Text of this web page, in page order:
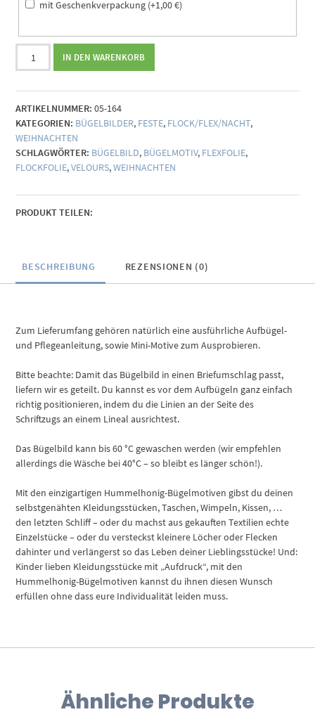
mit Geschenkverpackung (+1,00€)
the
world
Menge
IN DEN WARENKORB
ARTIKELNUMMER: 05-164
KATEGORIEN: BÜGELBILDER, FESTE, FLOCK/FLEX/NACHT,
WEIHNACHTEN
SCHLAGWÖRTER: BÜGELBILD, BÜGELMOTIV, FLEXFOLIE,
FLOCKFOLIE,VELOURS,WEIHNACHTEN
PRODUKT TEILEN:
BESCHREIBUNG REZENSIONEN (0)
Zum Lieferumfang gehören natürlich eine ausführliche Aufbügel-
und Pflegeanleitung, sowie Mini-Motive zum Ausprobieren.
Bitte beachte: Damit das Bügelbild in einen Briefumschlag passt,
liefern wir es geteilt. Du kannst es vor dem Aufbügeln ganz einfach
richtig positionieren, indem du die Linien an der Seite des
Schriftzugs an einem Lineal ausrichtest.
Das Bügelbild kann bis 60 °C gewaschen werden (wir empfehlen
allerdings die Wäsche bei 40°C – so bleibt es länger schön!).
Mit den einzigartigen Hummelhonig-Bügelmotiven gibst du deinen
selbstgenähten Kleidungsstücken, Taschen, Wimpeln, Kissen, …
den letzten Schliff – oder du machst aus gekauften Textilien echte
Einzelstücke – oder du versteckst kleinere Löcher oder Flecken
dahinter und verlängerst so das Leben deiner Lieblingsstücke! Und:
Kinder lieben Kleidungsstücke mit „Aufdruck“, mit den
Hummelhonig-Bügelmotiven kannst du ihnen diesen Wunsch
erfüllen ohne dass eure Individualität leiden muss.
Ähnliche Produkte